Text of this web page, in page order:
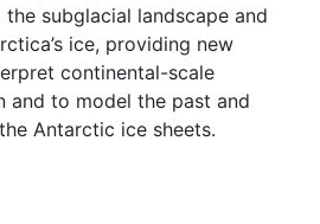
subglacial landscape and
ice, providing new
continental-scale
and to model the past and